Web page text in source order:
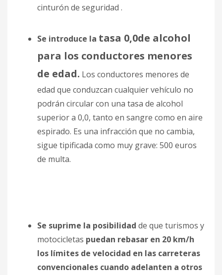
cinturón de seguridad .
Se introduce la tasa 0,0de alcohol
para los conductores menores
de edad. Los conductores menores de
edad que conduzcan cualquier vehículo no
podrán circular con una tasa de alcohol
superior a 0,0, tanto en sangre como en aire
espirado. Es una infracción que no cambia,
sigue tipificada como muy grave: 500 euros
de multa.
Se suprime la posibilidad de que turismos y
motocicletas puedan rebasar en 20 km/h
los límites de velocidad en las carreteras
convencionales cuando adelanten a otros